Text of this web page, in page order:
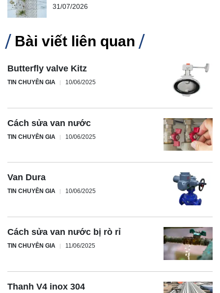
31/07/2026
Bài viết liên quan
Butterfly valve Kitz
TIN CHUYÊN GIA 10/06/2025
Cách sửa van nước
TIN CHUYÊN GIA 10/06/2025
Van Dura
TIN CHUYÊN GIA 10/06/2025
Cách sửa van nước bị rò rỉ
TIN CHUYÊN GIA 11/06/2025
Thanh V4 inox 304